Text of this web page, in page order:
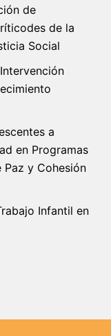
de
de la
Social
a
en Programas
Paz y Cohesión
Infantil en